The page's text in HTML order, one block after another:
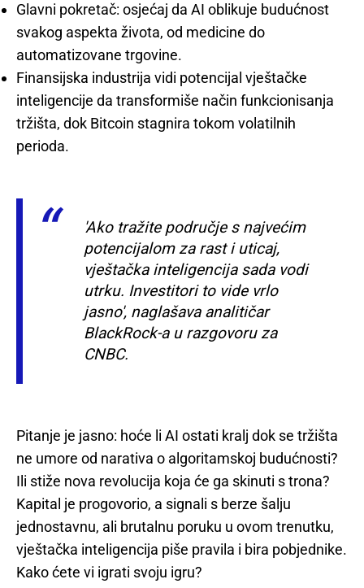
Glavni pokretač: osjećaj da AI oblikuje budućnost
svakog aspekta života, od medicine do
automatizovane trgovine.
Finansijska industrija vidi potencijal vještačke
inteligencije da transformiše način funkcionisanja
tržišta, dok Bitcoin stagnira tokom volatilnih
perioda.
'Ako tražite područje s najvećim
potencijalom za rast i uticaj,
vještačka inteligencija sada vodi
utrku. Investitori to vide vrlo
jasno', naglašava analitičar
BlackRock-a u razgovoru za
CNBC.
Pitanje je jasno: hoće li AI ostati kralj dok se tržišta
ne umore od narativa o algoritamskoj budućnosti?
Ili stiže nova revolucija koja će ga skinuti s trona?
Kapital je progovorio, a signali s berze šalju
jednostavnu, ali brutalnu poruku u ovom trenutku,
vještačka inteligencija piše pravila i bira pobjednike.
Kako ćete vi igrati svoju igru?